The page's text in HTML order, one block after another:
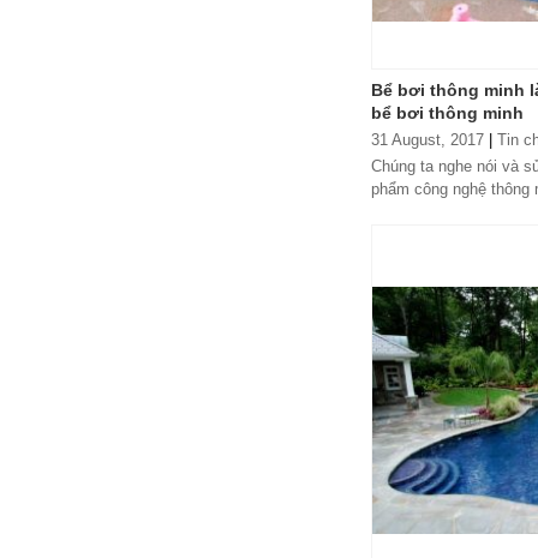
Bể bơi thông minh
bể bơi thông minh
31 August, 2017 |Tin
Chúng ta nghe nói và
phẩm công nghệ thông